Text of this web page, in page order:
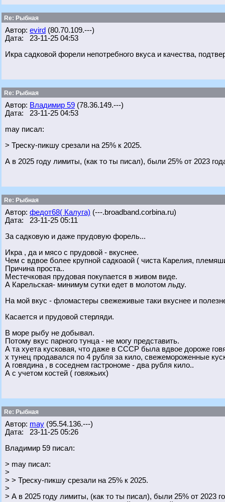
Re: Рыбная
Автор: evird (80.70.109.---)
Дата: 23-11-25 04:53
Икра садковой форели непотребного вкуса и качества,
Re: Рыбная
Автор: Владимир 59 (78.36.149.---)
Дата: 23-11-25 04:53
may писал:
> Треску-пикшу срезали на 25% к 2025.
А в 2025 году лимиты, (как то ты писал), были 25% от 2023
Re: Рыбная
Автор: федот68( Калуга) (---.broadband.corbina.ru)
Дата: 23-11-25 05:11
За садковую и даже прудовую форель...
Икра , да и мясо с прудовой - вкуснее.
Чем с вдвое более крупной садкоаой ( чиста Карелия,
Причина проста..
Местечковая прудовая покупается в живом виде.
А Карельская- минимум сутки едет в молотом льду.
На мой вкус - фломастеры свежеживые таки вкуснее и
Касается и прудовой стерляди.
В море рыбу не добывал.
Потому вкус парного тунца - не могу представить.
А та хуета кусковая, что даже в СССР была вдвое дороже
х тунец продавался по 4 рубля за кило, свежемороженные
А говядина , в соседнем гастрономе - два рубля кило..
А с учетом костей ( говяжьих)
Re: Рыбная
Автор: may (95.54.136.---)
Дата: 23-11-25 05:26
Владимир 59 писал:
> may писал:
>
> > Треску-пикшу срезали на 25% к 2025.
>
> А в 2025 году лимиты, (как то ты писал), были 25% от 2023